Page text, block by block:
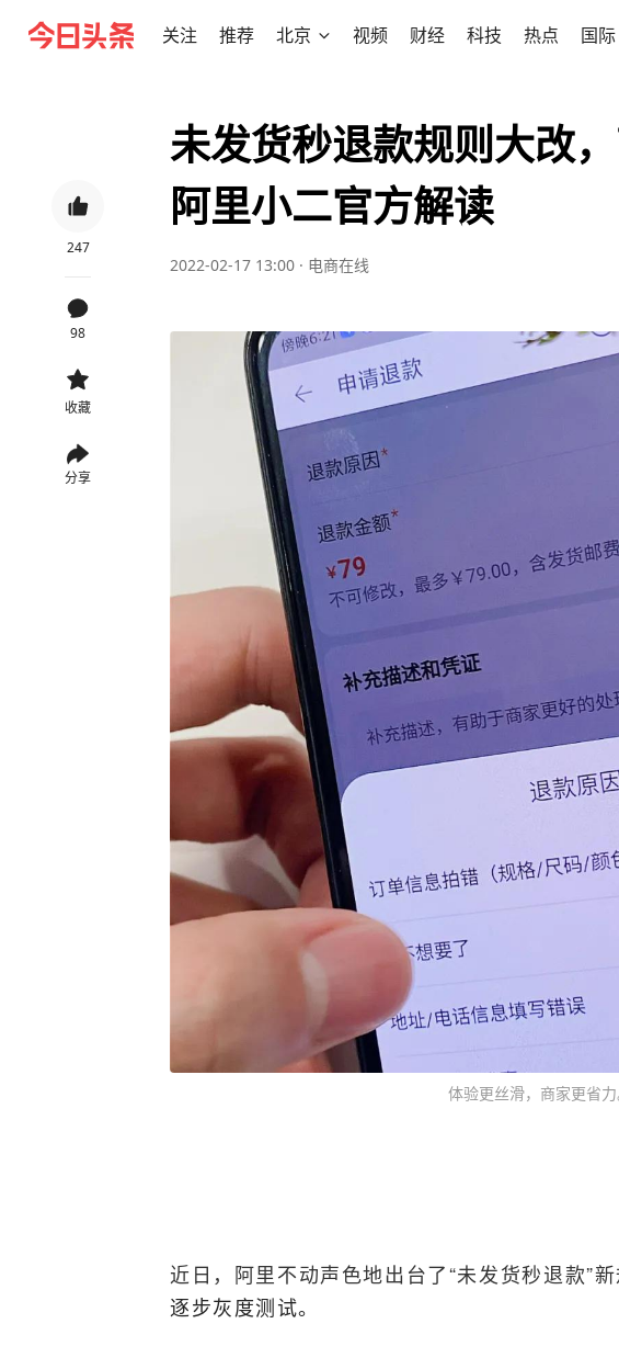
关注 推荐 北京 视频 财经 科技 热点 国际
247
98
收藏
分享
未发货秒退款规则大改，
阿里小二官方解读
2022-02-17 13:00 · 电商在线
体验更丝滑，商家更省力
近日，阿里不动声色地出台了“未发货秒退款”
逐步灰度测试。